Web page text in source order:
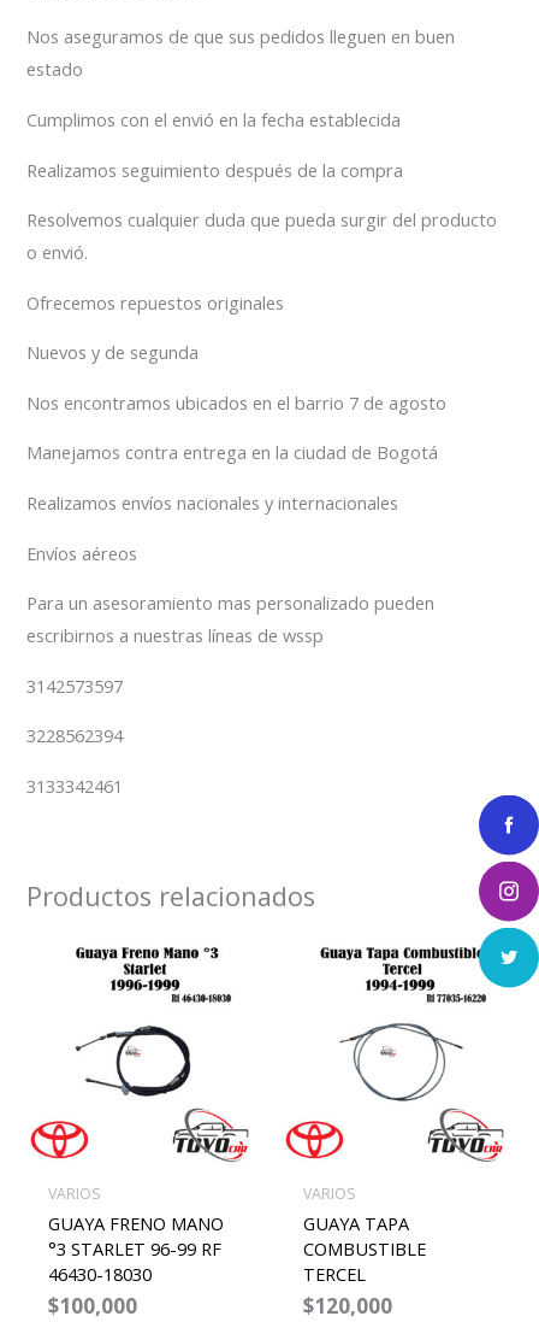
Nos aseguramos de que sus pedidos lleguen en buen
estado
Cumplimos con el envió en la fecha establecida
Realizamos seguimiento después de la compra
Resolvemos cualquier duda que pueda surgir del producto
o envió.
Ofrecemos repuestos originales
Nuevos y de segunda
Nos encontramos ubicados en el barrio 7 de agosto
Manejamos contra entrega en la ciudad de Bogotá
Realizamos envíos nacionales y internacionales
Envíos aéreos
Para un asesoramiento mas personalizado pueden
escribirnos a nuestras líneas de wssp
3142573597
3228562394
3133342461
Productos relacionados
VARIOS
GUAYA FRENO MANO
°3 STARLET 96-99 RF
46430-18030
$100,000
VARIOS
GUAYA TAPA
COMBUSTIBLE
TERCEL
$120,000